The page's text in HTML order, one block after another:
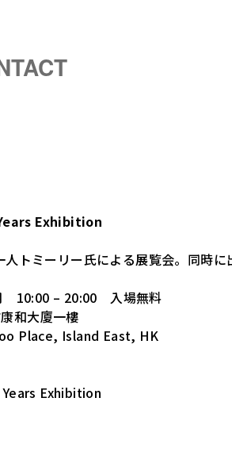
Exhibition
トミーリー氏による展覧会。同時
10:00 – 20:00 入場無料
和大廈一樓
Place, Island East, HK